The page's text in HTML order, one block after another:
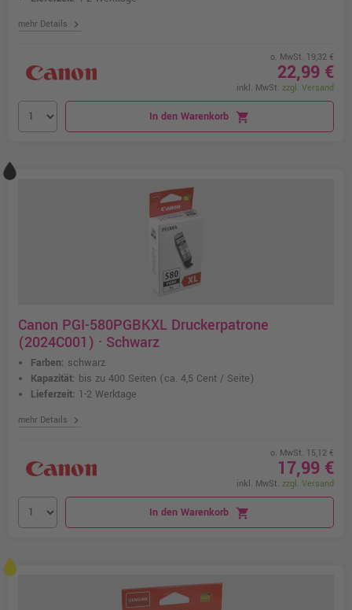
mehr Details chevron_right
o. MwSt. 19,32 €
22,99 €
inkl. MwSt. zzgl. Versand
In den Warenkorb shopping_cart
Canon PGI-580PGBKXL Druckerpatrone
(2024C001) · Schwarz
Farben: schwarz
Kapazität: bis zu 400 Seiten (ca. 4,5 Cent / Seite)
Lieferzeit: 1-2 Werktage
mehr Details chevron_right
o. MwSt. 15,12 €
17,99 €
inkl. MwSt. zzgl. Versand
In den Warenkorb shopping_cart